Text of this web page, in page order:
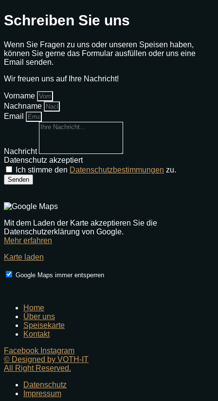
Schreiben Sie uns
Wenn Sie Fragen zu uns oder unseren Speisen haben,
können Sie gerne das Formular ausfüllen oder uns eine
Email senden.
Wir freuen uns auf Ihre Nachricht!
Vorname
Nachname
Email
Nachricht
Datenschutz akzeptiert
Ich stimme den Datenschutzbestimmungen zu.
Senden
Mit dem Laden der Karte akzeptieren Sie die
Datenschutzerklärung von Google.
Mehr erfahren
Karte laden
Google Maps immer entsperren
Home
Über uns
Speisekarte
Kontakt
Facebook Instagram
© Designed by VOTH-IT
All Right Reserved.
Datenschutz
Impressum